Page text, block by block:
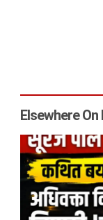
Elsewhere